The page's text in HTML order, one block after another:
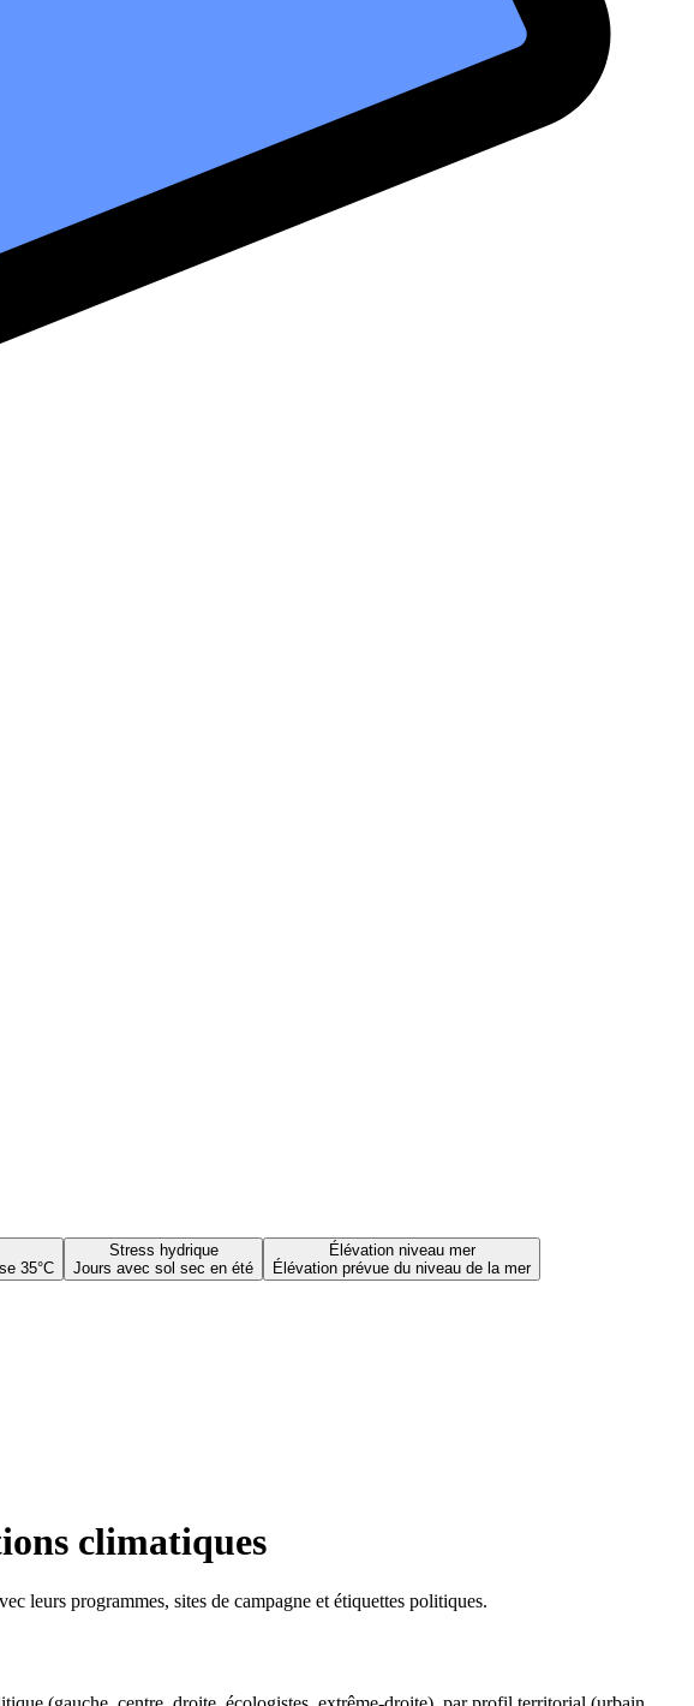
35°C
Stress hydrique
Jours avec sol sec en été
Élévation niveau mer
Élévation prévue du niveau de la mer
climatiques
leurs programmes, sites de campagne et étiquettes politiques.